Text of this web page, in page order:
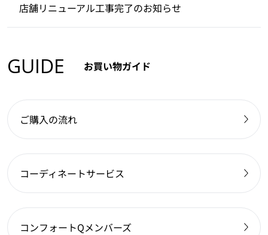
店舗リニューアル工事完了のお知らせ
GUIDE お買い物ガイド
ご購入の流れ
コーディネートサービス
コンフォートQメンバーズ